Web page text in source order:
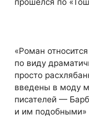
прошелся по
«Роман
по виду
просто
введены в моду
писателей —
и им подобными»